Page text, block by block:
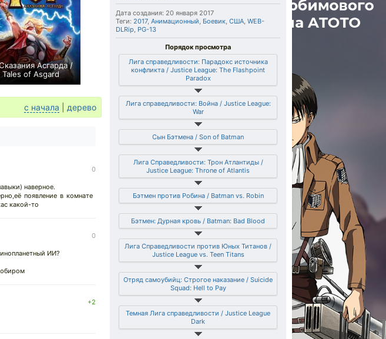
Асгарда /
Tales of Asgard
с начала дерево
0
наверное.
появление в комнате
какой-то
0
ИИ?
+2
Дата создания: 20 января 2017
Теги: 2017, Анимационный, Боевик, США, WEB-
DLRip, PG-13
Порядок просмотра
Лига справедливости: Парадокс источника
конфликта / Justice League: The Flashpoint
Paradox
Лига справедливости: Война / Justice League:
War
Сын Бэтмена / Son of Batman
Лига Справедливости: Трон Атлантиды /
Justice League: Throne of Atlantis
Бэтмен против Робина / Batman vs. Robin
Бэтмен: Дурная кровь / Batman: Bad Blood
Лига Справедливости против Юных Титанов /
Justice League vs. Teen Titans
Отряд самоубийц: Строгое наказание / Suicide
Squad: Hell to Pay
Темная Лига справедливости / Justice League
Dark